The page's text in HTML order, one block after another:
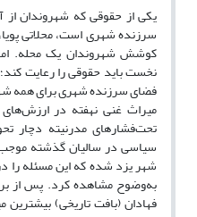
یکی از حقوقی که شهروندان
سرزنده شهری است، محلاتی
کوشش شهروندان یک محله.
نخست باید حقوقی را رعایت کند؛
فضای سرزنده شهری برای همه
میراث غنی نهفته در
تحت‌فشارهای مدرنیته دچار
سیاسی در سالیان گذشته
شهر یزد شده که این مسئله را
به‌وضوح مشاهده کرد. پس از
فهادان (بافت تاریخی)